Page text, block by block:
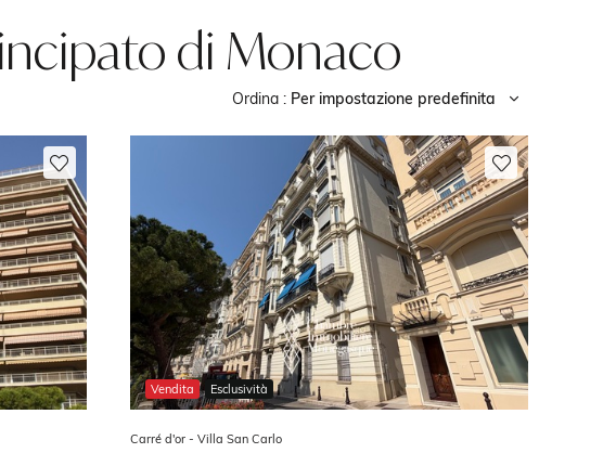
di Monaco
Ordina : Per impostazione predefinita
Vendita Esclusività
Carré d'or - Villa San Carlo